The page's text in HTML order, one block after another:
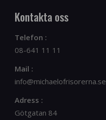
Kontakta oss
Telefon :
08-641 11 11
Mail :
info@michaelofrisorerna.se
Adress :
Götgatan 84